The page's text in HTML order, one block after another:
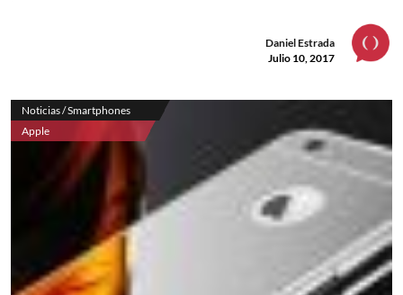
Daniel Estrada
Julio 10, 2017
Noticias / Smartphones
Apple